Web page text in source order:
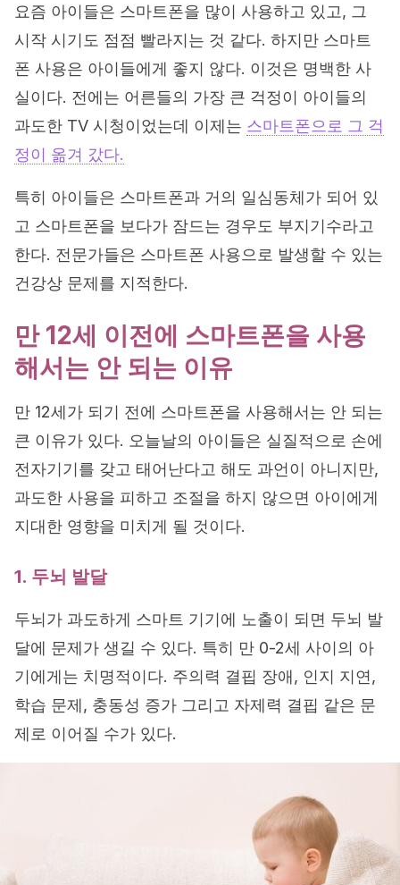
요즘 아이들은 스마트폰을 많이 사용하고 있고, 그
시작 시기도 점점 빨라지는 것 같다. 하지만 스마트
폰 사용은 아이들에게 좋지 않다. 이것은 명백한 사
실이다. 전에는 어른들의 가장 큰 걱정이 아이들의
과도한 TV 시청이었는데 이제는 스마트폰으로 그 걱
정이 옮겨 갔다.
특히 아이들은 스마트폰과 거의 일심동체가 되어 있
고 스마트폰을 보다가 잠드는 경우도 부지기수라고
한다. 전문가들은 스마트폰 사용으로 발생할 수 있는
건강상 문제를 지적한다.
만 12세 이전에 스마트폰을 사용
해서는 안 되는 이유
만 12세가 되기 전에 스마트폰을 사용해서는 안 되는
큰 이유가 있다. 오늘날의 아이들은 실질적으로 손에
전자기기를 갖고 태어난다고 해도 과언이 아니지만,
과도한 사용을 피하고 조절을 하지 않으면 아이에게
지대한 영향을 미치게 될 것이다.
1. 두뇌 발달
두뇌가 과도하게 스마트 기기에 노출이 되면 두뇌 발
달에 문제가 생길 수 있다. 특히 만 0-2세 사이의 아
기에게는 치명적이다. 주의력 결핍 장애, 인지 지연,
학습 문제, 충동성 증가 그리고 자제력 결핍 같은 문
제로 이어질 수가 있다.